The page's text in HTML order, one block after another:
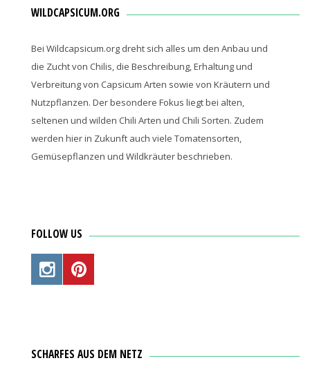
WILDCAPSICUM.ORG
Bei Wildcapsicum.org dreht sich alles um den Anbau und
die Zucht von Chilis, die Beschreibung, Erhaltung und
Verbreitung von Capsicum Arten sowie von Kräutern und
Nutzpflanzen. Der besondere Fokus liegt bei alten,
seltenen und wilden Chili Arten und Chili Sorten. Zudem
werden hier in Zukunft auch viele Tomatensorten,
Gemüsepflanzen und Wildkräuter beschrieben.
FOLLOW US
SCHARFES AUS DEM NETZ